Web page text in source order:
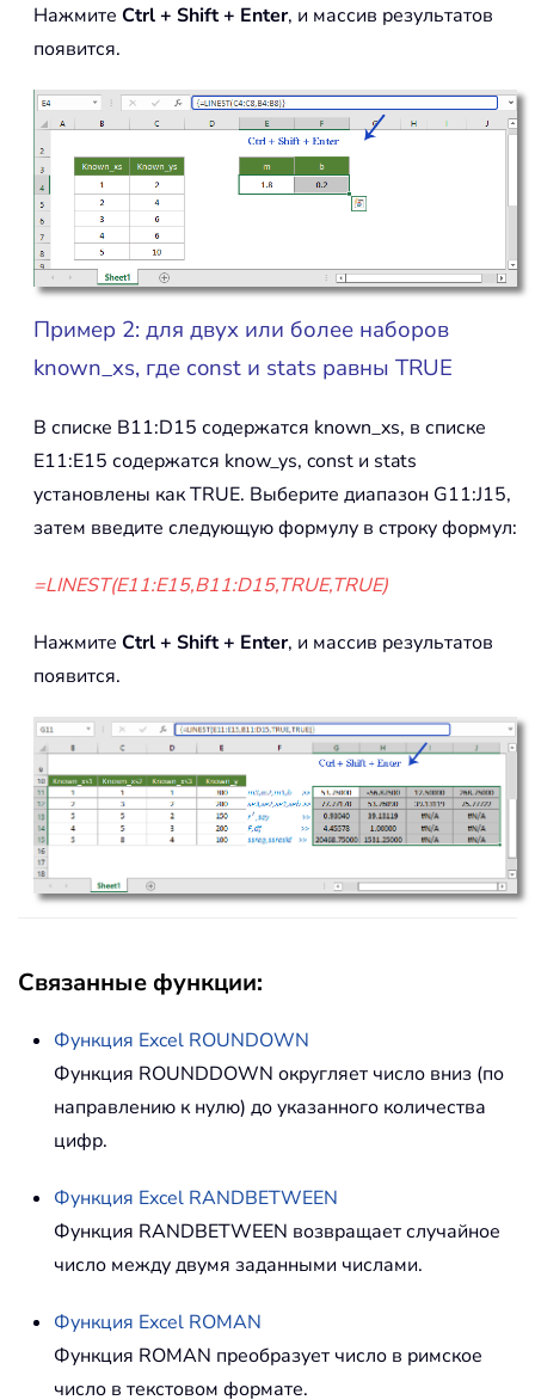
Нажмите Ctrl + Shift + Enter, и массив результатов
появится.
Пример 2: для двух или более наборов
known_xs, где const и stats равны TRUE
В списке B11:D15 содержатся known_xs, в списке
E11:E15 содержатся know_ys, const и stats
установлены как TRUE. Выберите диапазон G11:J15,
затем введите следующую формулу в строку формул:
=LINEST(E11:E15,B11:D15,TRUE,TRUE)
Нажмите Ctrl + Shift + Enter, и массив результатов
появится.
Связанные функции:
Функция Excel ROUNDOWN
Функция ROUNDDOWN округляет число вниз (по
направлению к нулю) до указанного количества
цифр.
Функция Excel RANDBETWEEN
Функция RANDBETWEEN возвращает случайное
число между двумя заданными числами.
Функция Excel ROMAN
Функция ROMAN преобразует число в римское
число в текстовом формате.